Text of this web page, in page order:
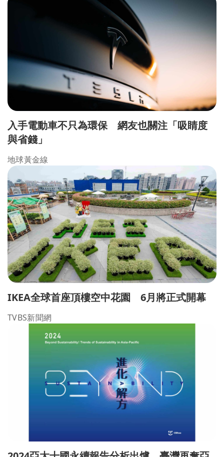
入手電動車不只為環保 網友也關注「吸睛度
與省錢」
地球黃金線
IKEA全球首座頂樓空中花園 6月將正式開幕
TVBS新聞網